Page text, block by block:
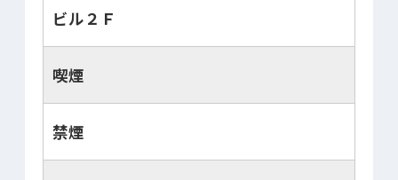
ビル２Ｆ
喫煙
禁煙